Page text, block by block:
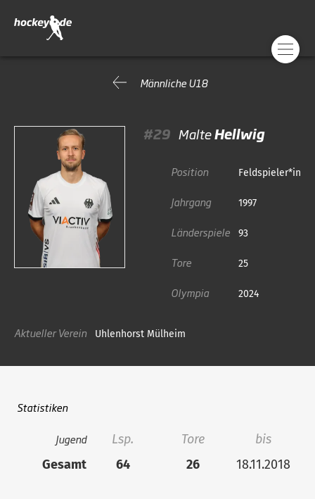
Männliche U18
#29 MalteHellwig
Position Feldspieler*in
Jahrgang 1997
Länderspiele 93
Tore 25
Olympia 2024
Aktueller Verein Uhlenhorst Mülheim
Statistiken
Jugend Lsp. Tore
bis
Gesamt
64 26 18.11.2018